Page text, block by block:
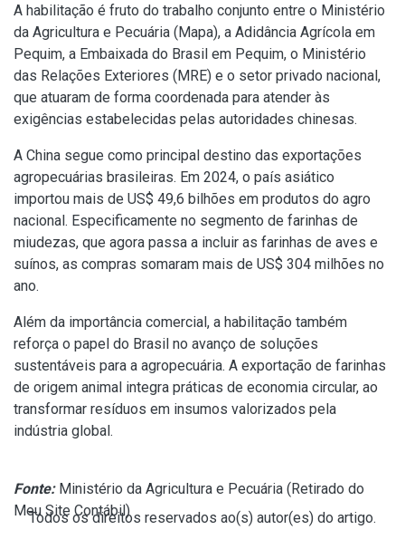
A habilitação é fruto do trabalho conjunto entre o Ministério
da Agricultura e Pecuária (Mapa), a Adidância Agrícola em
Pequim, a Embaixada do Brasil em Pequim, o Ministério
das Relações Exteriores (MRE) e o setor privado nacional,
que atuaram de forma coordenada para atender às
exigências estabelecidas pelas autoridades chinesas.
A China segue como principal destino das exportações
agropecuárias brasileiras. Em 2024, o país asiático
importou mais de US$ 49,6 bilhões em produtos do agro
nacional. Especificamente no segmento de farinhas de
miudezas, que agora passa a incluir as farinhas de aves e
suínos, as compras somaram mais de US$ 304 milhões no
ano.
Além da importância comercial, a habilitação também
reforça o papel do Brasil no avanço de soluções
sustentáveis para a agropecuária. A exportação de farinhas
de origem animal integra práticas de economia circular, ao
transformar resíduos em insumos valorizados pela
indústria global.
Fonte:Ministério da Agricultura e Pecuária (Retirado do
Meu Site Contábil)
Todos os direitos reservados ao(s) autor(es) do artigo.